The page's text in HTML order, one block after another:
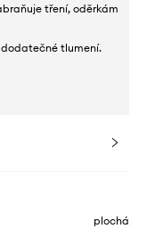
tření, oděrkám
tlumení.
plochá